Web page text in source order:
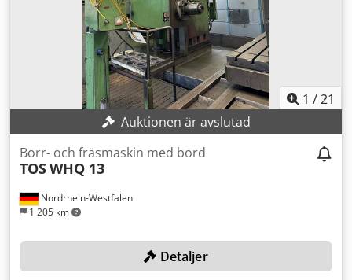
1 /21
Auktionen är avslutad
Nordrhein-Westfalen
1 205 km
Borr- och fräsmaskin med bord
TOSWHQ 13
Detaljer